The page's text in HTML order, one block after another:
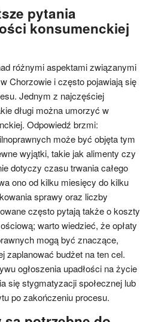
pytania
konsumenckiej
różnymi aspektami związanymi
Chorzowie i często pojawiają się
Jednym z najczęściej
długi można umorzyć w
Odpowiedź brzmi:
może być objęta tym
wyjątki, takie jak alimenty czy
dotyczy czasu trwania całego
ono od kilku miesięcy do kilku
sprawy oraz liczby
często pytają także o koszty
warto wiedzieć, że opłaty
mogą być znaczące,
zaplanować budżet na ten cel.
ogłoszenia upadłości na życie
się stygmatyzacji społecznej lub
po zakończeniu procesu.